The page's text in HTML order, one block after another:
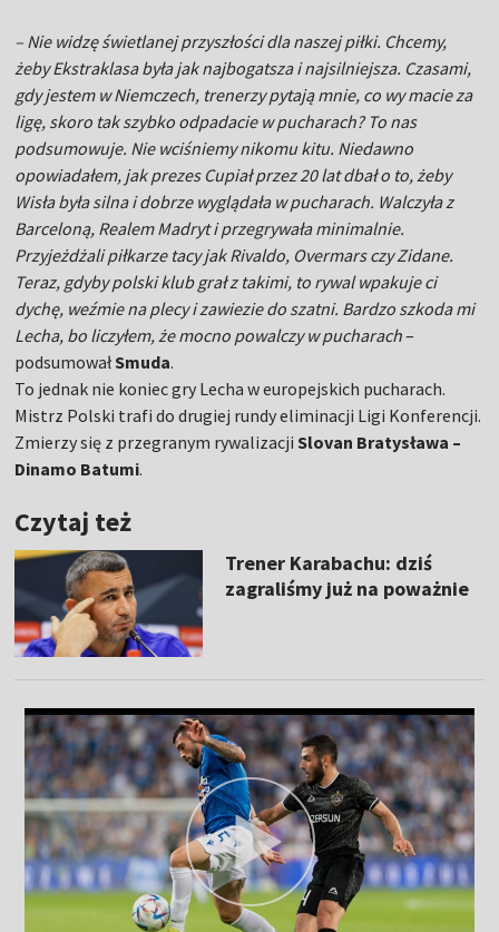
– Nie widzę świetlanej przyszłości dla naszej piłki. Chcemy,
żeby Ekstraklasa była jak najbogatsza i najsilniejsza. Czasami,
gdy jestem w Niemczech, trenerzy pytają mnie, co wy macie za
ligę, skoro tak szybko odpadacie w pucharach? To nas
podsumowuje. Nie wciśniemy nikomu kitu. Niedawno
opowiadałem, jak prezes Cupiał przez 20 lat dbał o to, żeby
Wisła była silna i dobrze wyglądała w pucharach. Walczyła z
Barceloną, Realem Madryt i przegrywała minimalnie.
Przyjeżdżali piłkarze tacy jak Rivaldo, Overmars czy Zidane.
Teraz, gdyby polski klub grał z takimi, to rywal wpakuje ci
dychę, weźmie na plecy i zawiezie do szatni. Bardzo szkoda mi
Lecha, bo liczyłem, że mocno powalczy w pucharach–
podsumowałSmuda.
To jednak nie koniec gry Lecha w europejskich pucharach.
Mistrz Polski trafi do drugiej rundy eliminacji Ligi Konferencji.
Zmierzy się z przegranym rywalizacjiSlovan Bratysława –
Dinamo Batumi.
Czytaj też
Trener Karabachu: dziś
zagraliśmy już na poważnie